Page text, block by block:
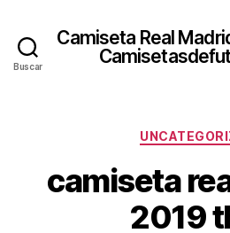
Buscar
Camiseta Real
camiseta
2019